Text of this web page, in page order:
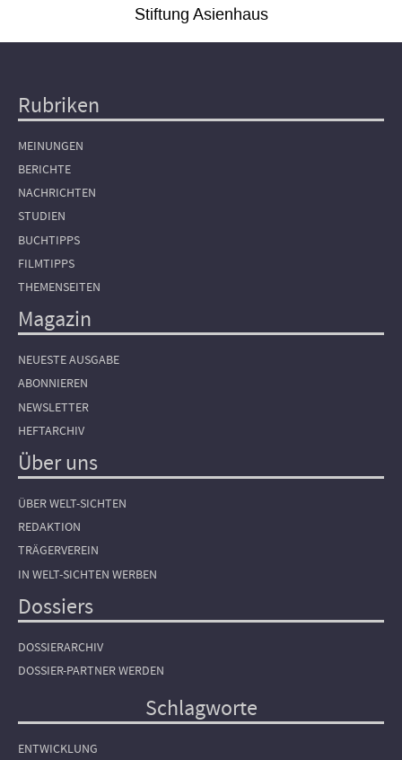
Stiftung Asienhaus
Hauptnavigation
Rubriken
MEINUNGEN
BERICHTE
NACHRICHTEN
STUDIEN
BUCHTIPPS
FILMTIPPS
THEMENSEITEN
Magazin
NEUESTE AUSGABE
ABONNIEREN
NEWSLETTER
HEFTARCHIV
Über uns
ÜBER WELT-SICHTEN
REDAKTION
TRÄGERVEREIN
IN WELT-SICHTEN WERBEN
Dossiers
DOSSIERARCHIV
DOSSIER-PARTNER WERDEN
Schlagworte
ENTWICKLUNG